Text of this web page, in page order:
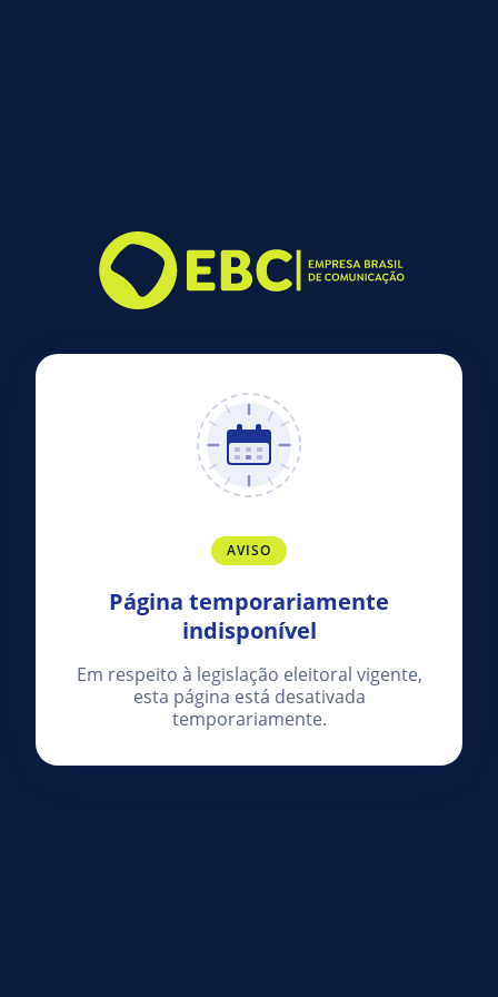
AVISO
Página temporariamente
indisponível
Em respeito à legislação eleitoral vigente,
esta página está desativada
temporariamente.